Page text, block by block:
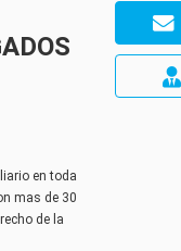
en toda
mas de 30
de la